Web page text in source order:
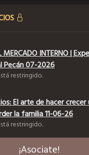
MERCADO INTERNO |
Pecán 07-2026
restringido.
El arte de hacer crecer
la familia 11-06-26
restringido.
¡Asociate!